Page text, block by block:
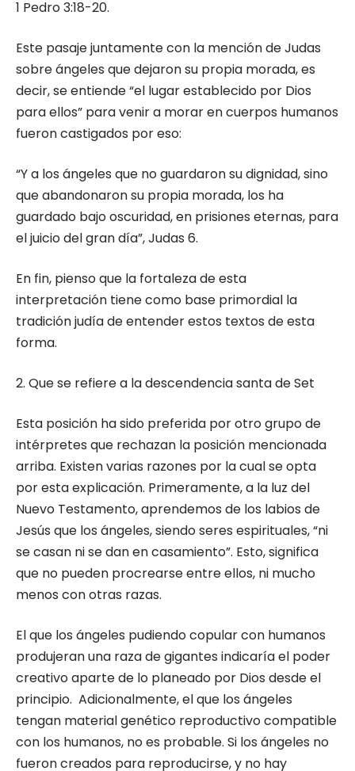
1 Pedro 3:18-20.
Este pasaje juntamente con la mención de Judas
sobre ángeles que dejaron su propia morada, es
decir, se entiende “el lugar establecido por Dios
para ellos” para venir a morar en cuerpos humanos
fueron castigados por eso:
“Y a los ángeles que no guardaron su dignidad, sino
que abandonaron su propia morada, los ha
guardado bajo oscuridad, en prisiones eternas, para
el juicio del gran día”, Judas 6.
En fin, pienso que la fortaleza de esta
interpretación tiene como base primordial la
tradición judía de entender estos textos de esta
forma.
2. Que se refiere a la descendencia santa de Set
Esta posición ha sido preferida por otro grupo de
intérpretes que rechazan la posición mencionada
arriba. Existen varias razones por la cual se opta
por esta explicación. Primeramente, a la luz del
Nuevo Testamento, aprendemos de los labios de
Jesús que los ángeles, siendo seres espirituales, “ni
se casan ni se dan en casamiento”. Esto, significa
que no pueden procrearse entre ellos, ni mucho
menos con otras razas.
El que los ángeles pudiendo copular con humanos
produjeran una raza de gigantes indicaría el poder
creativo aparte de lo planeado por Dios desde el
principio. Adicionalmente, el que los ángeles
tengan material genético reproductivo compatible
con los humanos, no es probable. Si los ángeles no
fueron creados para reproducirse, y no hay